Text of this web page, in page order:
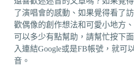
了演唱會的感動、如果覺得看了
歡偶像的創作想法和可愛小地方
可以多少有點幫助，請幫忙按下
入連結Google或是FB帳號，就可
音。